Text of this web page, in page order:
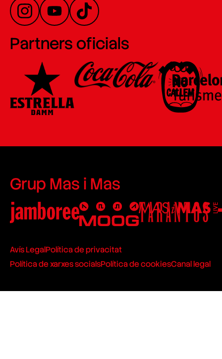
Partners oficials
Grup Mas i Mas
Avís LegalPolítica de privacitat
Política de xarxes socialsPolítica de cookiesCanal legal